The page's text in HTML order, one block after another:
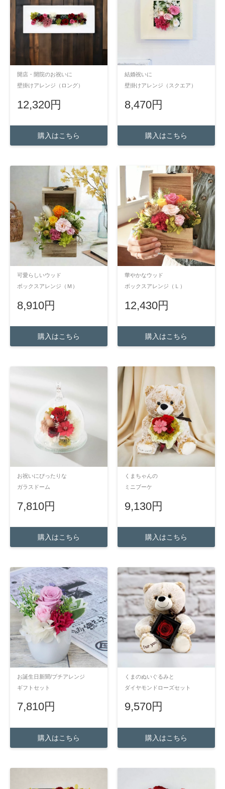
開店・開院のお祝いに
壁掛けアレンジ（ロング）
12,320円
購入はこちら
結婚祝いに
壁掛けアレンジ（スクエア）
8,470円
購入はこちら
可愛らしいウッド
ボックスアレンジ（Ｍ）
8,910円
購入はこちら
華やかなウッド
ボックスアレンジ（Ｌ）
12,430円
購入はこちら
お祝いにぴったりな
ガラスドーム
7,810円
購入はこちら
くまちゃんの
ミニブーケ
9,130円
購入はこちら
お誕生日新聞/プチアレンジ
ギフトセット
7,810円
購入はこちら
くまのぬいぐるみと
ダイヤモンドローズセット
9,570円
購入はこちら